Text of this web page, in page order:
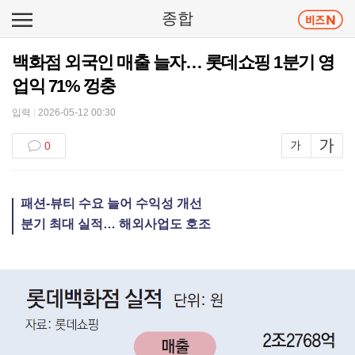
종합
백화점 외국인 매출 늘자… 롯데쇼핑 1분기 영
업익 71% 껑충
입력 2026-05-12 00:30
0
패션-뷰티 수요 늘어 수익성 개선
분기 최대 실적… 해외사업도 호조